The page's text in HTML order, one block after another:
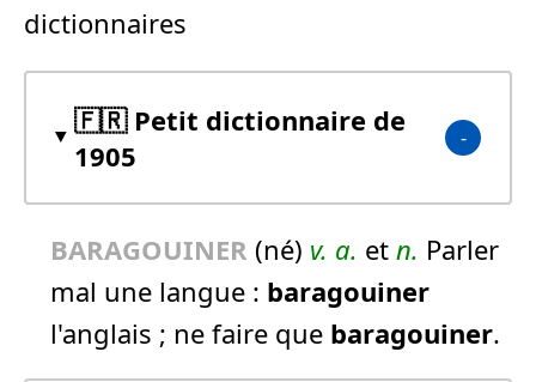
dictionnaires
🇫🇷 Petit dictionnaire de
1905
BARAGOUINER (né) v. a. et n. Parler
mal une langue : baragouiner
l'anglais ; ne faire que baragouiner.